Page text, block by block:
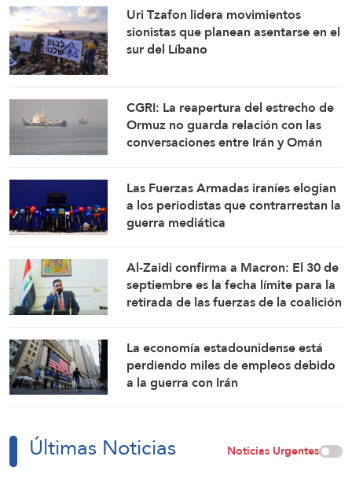
Uri Tzafon lidera movimientos
sionistas que planean asentarse en el
sur del Líbano
CGRI: La reapertura del estrecho de
Ormuz no guarda relación con las
conversaciones entre Irán y Omán
Las Fuerzas Armadas iraníes elogian
a los periodistas que contrarrestan la
guerra mediática
Al-Zaidi confirma a Macron: El 30 de
septiembre es la fecha límite para la
retirada de las fuerzas de la coalición
La economía estadounidense está
perdiendo miles de empleos debido
a la guerra con Irán
Últimas Noticias Noticias Urgentes